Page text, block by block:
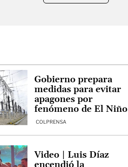
COLPRENSA
Gobierno prepara
medidas para evitar
apagones por
fenómeno de El Niño
Video | Luis Díaz